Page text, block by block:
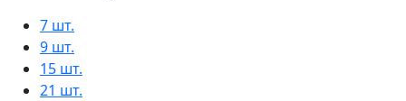
7 шт.
9 шт.
15 шт.
21 шт.